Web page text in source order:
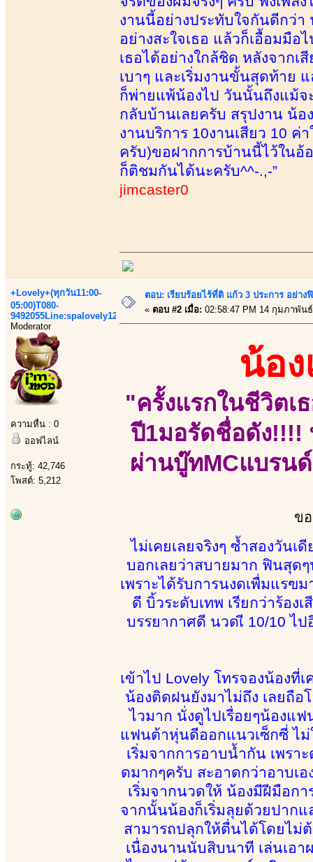
งานนี้อย่างประทับใจกันดีกว่
อย่างสะใจเธอ แล้วก็เอื้อมมื
เธอได้อย่างใกล้ชิด หลังจาก
เบาๆ และเริ่มงานขั้นสุดท้าย
ก็พ่ายแพ้น้องไป วันนั้นถึงแม้จ
กลับบ้านเลยครับ สรุปงาน น้อ
งานบริการ 10งานเสียว 10
ครับ)ขอฝากการบ้านนี้ไว้ในอ้
ก็ติชมกันได้นะครับ^^-.,-”
jimcaster0
+Lovely+(ทุกวัน11:00-
05:00)T080-
9492055Line:spalovely123
Moderator
ความหื่น : 0
ออฟไลน์
กระทู้: 42,746
โพสต์: 5,212
ตอบ: เรียบร้อยไร้ที่ติ แก้ว 3 ประการ อย่า
« ตอบ #2 เมื่อ: 02:58:47 PM 14 กุมภาพัน
น้อ
"ครั้งแรกในชีวิตเ
ปี1มอรัดชื่อดัง!!!!
ผ่านบู๊ทMCแบรน
ข
ไม่เคยเลยจริงๆ ซ้ำสองวัน
บอกเลยว่าสบายมาก ฟินสุด
เพราะได้รับการนงดเพื่มแรฃม
ดี บิ้วระดับเทพ เรียกว่าร้อง
บรรยากาศดี นวดเี 10/10 ไ
เข้าไป Lovely โทรจองน้องที่
น้องติดฝนยังมาไม่ถึง เลยถือ
ไวมาก นั่งดูไปเรื่อยๆน้องแ
แฟนต้าหุ่นดีออกแนวเซ็กซี่ ไม่
เริ่มจากการอาบน้ำกัน เพรา
ดมากๆครับ สะอาดกว่าอาบเ
เริ่มจากนวดให้ น้องมีฝีมือก
จากนั้นน้องก็เริ่มลุยด้วยปาก
สามารถปลุกให้ตื่นได้โดยไม่
เนื่องนานนับสิบนาที เล่นเอา